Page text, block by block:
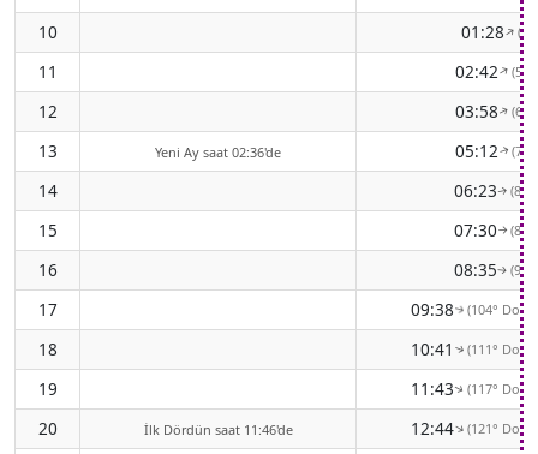
10 01:28↑
11 02:42↑
12 03:58↑
13 Yeni Ay saat 02:36'de 05:12↑
14 06:23↑
15 07:30↑
16 08:35↑
17 09:38↑(104°
18 10:41 ↑(111°
19 11:43↑(117°
20 İlk Dördün saat 11:46'de 12:44↑(121°